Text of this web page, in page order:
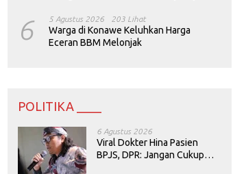
6 5 Agustus 2026 203 Lihat
Warga di Konawe Keluhkan Harga
Eceran BBM Melonjak
POLITIKA ____
6 Agustus 2026
Viral Dokter Hina Pasien
BPJS, DPR: Jangan Cukup